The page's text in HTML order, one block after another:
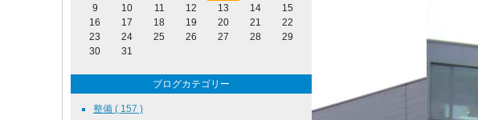
9
10 11 12 13 14
15
16
17 18 19 20 21
22
23
24 25 26 27 28
29
30
31
ブログカテゴリー
整備 ( 157 )